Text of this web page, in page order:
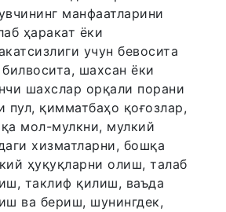
манфаатларини
ҳаракат ёки
учун бевосита
шахсан ёки
шахслар орқали порани
пул, қимматбаҳо қоғозлар,
мол-мулкни, мулкий
хизматларни, бошқа
ҳуқуқларни олиш, талаб
таклиф қилиш, ваъда
ва бериш, шунингдек,